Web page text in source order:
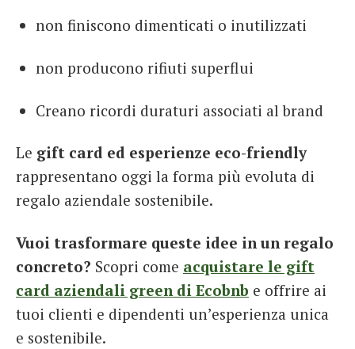
non finiscono dimenticati o inutilizzati
non producono rifiuti superflui
Creano ricordi duraturi associati al brand
Le gift card ed esperienze eco-friendly
rappresentano oggi la forma più evoluta di
regalo aziendale sostenibile.
Vuoi trasformare queste idee in un regalo
concreto? Scopri come acquistare le gift
card aziendali green di Ecobnb e offrire ai
tuoi clienti e dipendenti un’esperienza unica
e sostenibile.